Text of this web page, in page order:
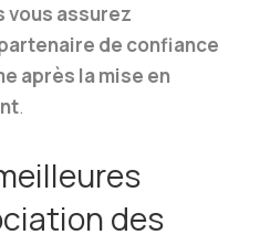
vous assurez
de confiance
après la mise en
.
des